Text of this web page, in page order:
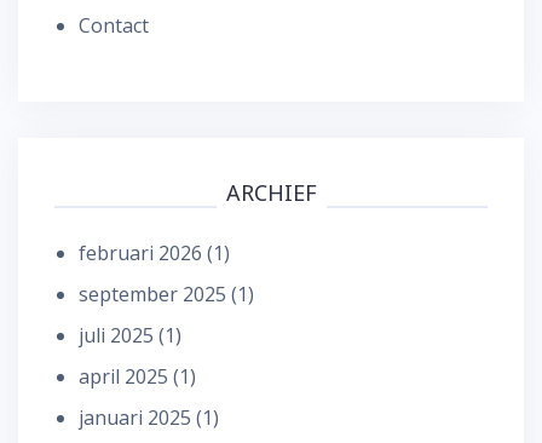
Contact
ARCHIEF
februari 2026 (1)
september 2025 (1)
juli 2025 (1)
april 2025 (1)
januari 2025 (1)